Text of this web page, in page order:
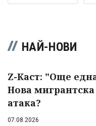
НАЙ-НОВИ
Z-Каст: "Още
Нова
атака?
07.08.2026